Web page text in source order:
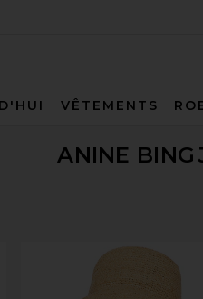
VÊTEMENTS
ANINE BING